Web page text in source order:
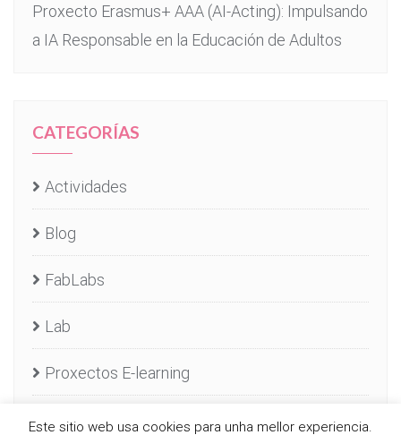
Proxecto Erasmus+ AAA (AI-Acting): Impulsando
a IA Responsable en la Educación de Adultos
CATEGORÍAS
Actividades
Blog
FabLabs
Lab
Proxectos E-learning
Servizos E-learning
Este sitio web usa cookies para unha mellor experiencia.